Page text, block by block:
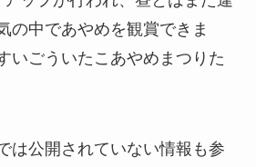
の中であやめを観賞できま
いごういたこあやめまつりた
は公開されていない情報も参